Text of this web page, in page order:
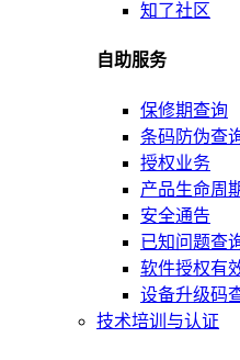
知了社区
自助服务
保修期查询
条码防伪查
授权业务
产品生命周
安全通告
已知问题查
软件授权有
设备升级码
技术培训与认证